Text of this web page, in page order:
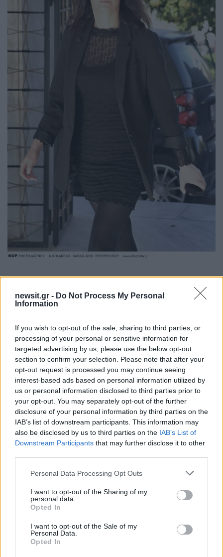
newsit.gr - Do Not Process My Personal
Information
If you wish to opt-out of the sale, sharing to third parties, or
processing of your personal or sensitive information for
targeted advertising by us, please use the below opt-out
section to confirm your selection. Please note that after your
opt-out request is processed you may continue seeing
interest-based ads based on personal information utilized by
us or personal information disclosed to third parties prior to
your opt-out. You may separately opt-out of the further
disclosure of your personal information by third parties on the
IAB’s list of downstream participants. This information may
also be disclosed by us to third parties on the IAB’s List of
Downstream Participants that may further disclose it to other
Please note that this website/app uses one or more Google
not limited to your visit or usage behaviour. You may click to
grant or deny consent to Google and its third-party tags to
use your data for below specified purposes in below Google
consent section.
Personal Data Processing Opt Outs
I want to opt-out of the Sharing of my
personal data.
Opted In
I want to opt-out of the Sale of my
Personal Data.
Opted In